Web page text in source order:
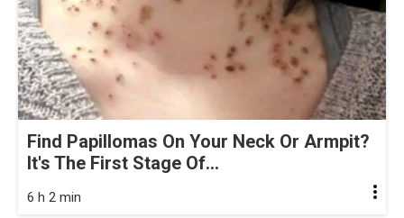
Find Papillomas On Your Neck Or Armpit?
It's The First Stage Of...
6 h 2 min